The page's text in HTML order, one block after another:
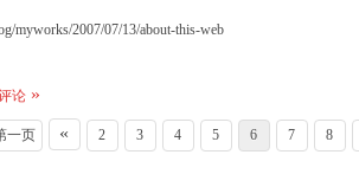
myworks/2007/07/13/about-this-web
论
一页 « 2 3 4 5 6 7 8